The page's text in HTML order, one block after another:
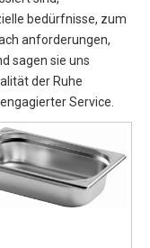
bedürfnisse, zum
anforderungen,
sagen sie uns
der Ruhe
Service.